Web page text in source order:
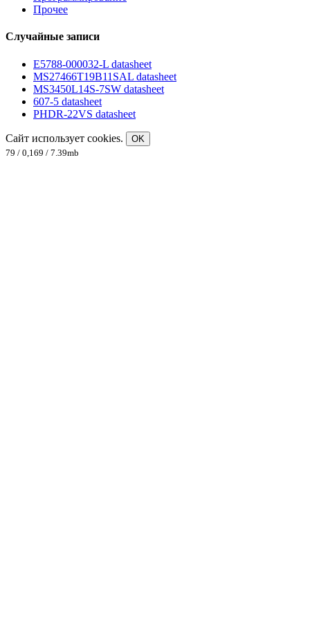
Прочее
Случайные записи
E5788-000032-L datasheet
MS27466T19B11SAL datasheet
MS3450L14S-7SW datasheet
607-5 datasheet
PHDR-22VS datasheet
Сайт использует cookies.
OK
79 / 0,169 / 7.39mb